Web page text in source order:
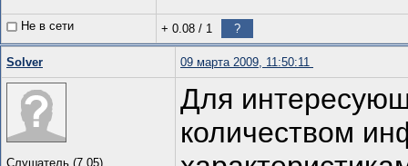
Не в сети + 0.08 / 1 ?
Solver 09 марта 2009, 11:50:11
Слушатель (7.05)
Для
количеством